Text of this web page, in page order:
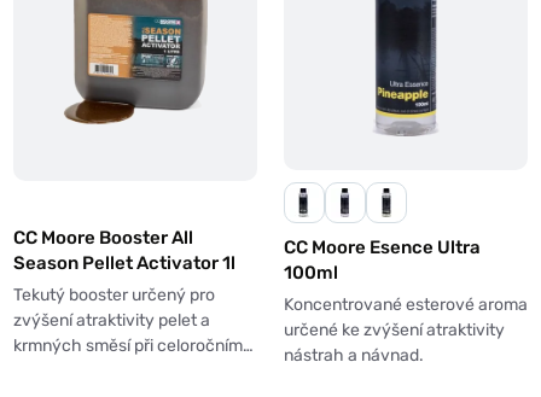
CC Moore Booster All
Season Pellet Activator 1l
Tekutý booster určený pro
zvýšení atraktivity pelet a
krmných směsí při celoročním…
CC Moore Esence Ultra
100ml
Koncentrované esterové aroma
určené ke zvýšení atraktivity
nástrah a návnad.